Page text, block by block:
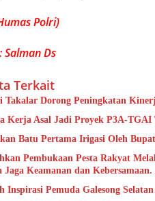
Polri)
Salman Ds
Terkait
Takalar Dorong Peningkatan
Kerja Asal Jadi Proyek P3A-TGAI
Batu Pertama Irigasi Oleh
Pembukaan Pesta Rakyat
Jaga Keamanan dan Kebersamaan.
Inspirasi Pemuda Galesong